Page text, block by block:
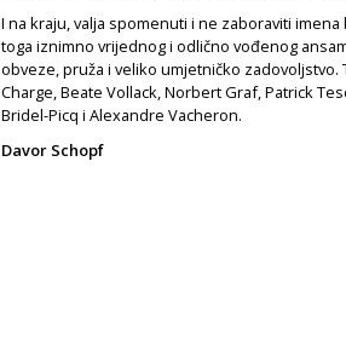
I na kraju, valja spomenuti i ne zaboraviti
toga iznimno vrijednog i odlično vođenog
obveze, pruža i veliko umjetničko zadovoljstvo.
Charge, Beate Vollack, Norbert Graf, Patrick
Bridel-Picq i Alexandre Vacheron.
Davor Schopf